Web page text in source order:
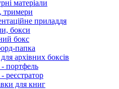
матеріали
тримери
приладдя
бокси
бокс
папка
архівних боксів
портфель
реєстратор
для книг